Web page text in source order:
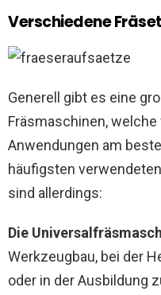
Verschiedene
Generell gibt es eine
Fräsmaschinen,
Anwendungen am
häufigsten
sind allerdings:
Die
Werkzeugbau, bei der
oder in der Ausbildung